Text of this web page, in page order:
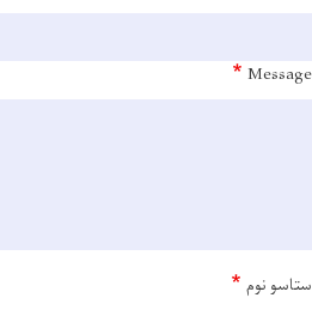
Message
ستاسو نوم